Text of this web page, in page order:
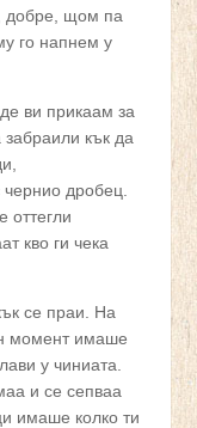
добре, щом па
го напнем у
ви прикаам за
кък да
дробец.
оттегли
кво ги чека
се праи. На
момент имаше
у чиниата.
и се сепваа
имаше колко ти